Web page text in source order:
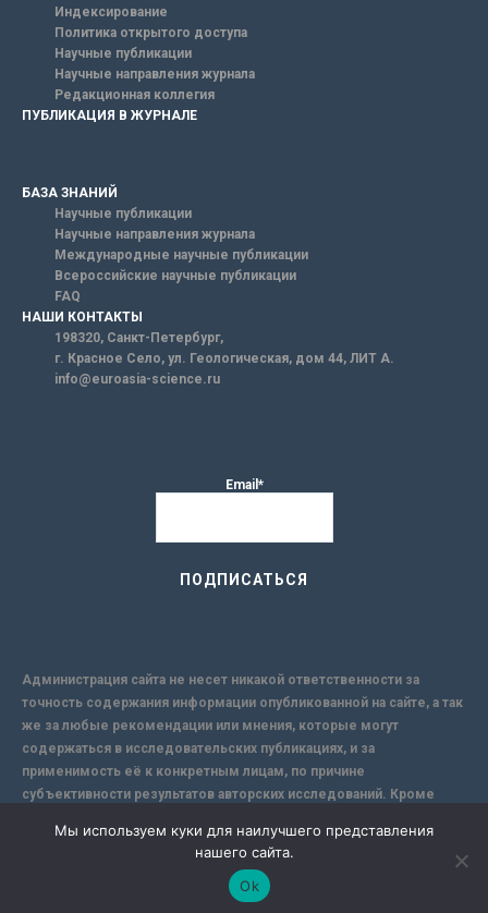
Индексирование
Политика открытого доступа
Научные публикации
Научные направления журнала
Редакционная коллегия
ПУБЛИКАЦИЯ В ЖУРНАЛЕ
БАЗА ЗНАНИЙ
Научные публикации
Научные направления журнала
Международные научные публикации
Всероссийские научные публикации
FAQ
НАШИ КОНТАКТЫ
198320, Санкт-Петербург,
г. Красное Село, ул. Геологическая, дом 44, ЛИТ А.
info@euroasia-science.ru
Email*
Администрация сайта не несет никакой ответственности за
точность содержания информации опубликованной на сайте, а так
же за любые рекомендации или мнения, которые могут
содержаться в исследовательских публикациях, и за
применимость её к конкретным лицам, по причине
субъективности результатов авторских исследований. Кроме
надежной защиты информации, Сайт не несет ответственности за
Мы используем куки для наилучшего представления
нашего сайта.
Ok